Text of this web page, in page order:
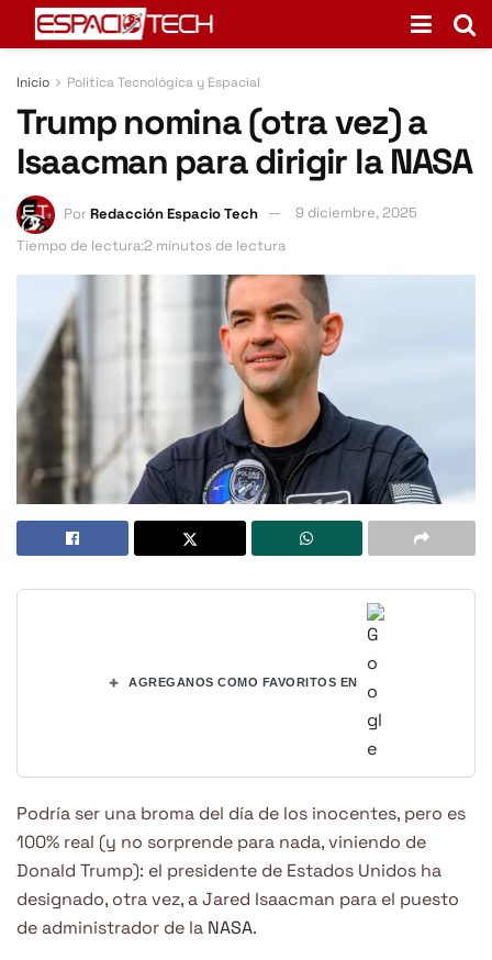
Inicio Politica Tecnológica y Espacial
Trump nomina (otra vez) a
Isaacman para dirigir la NASA
PorRedacción Espacio Tech
9 diciembre, 2025
Tiempo de lectura:2 minutos de lectura
+ AGREGANOS COMO FAVORITOS EN
Podría ser una broma del día de los inocentes, pero es
100% real (y no sorprende para nada, viniendo de
Donald Trump): el presidente de Estados Unidos ha
designado, otra vez, a Jared Isaacman para el puesto
de administrador de la NASA.